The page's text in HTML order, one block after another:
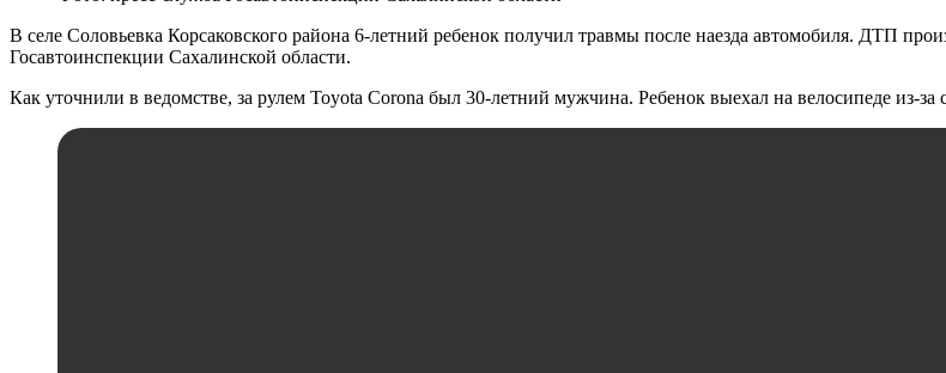
В селе Соловьевка Корсаковского района 6-летний ребенок получил травмы после наезда автомобиля. ДТП
Госавтоинспекции Сахалинской области.
Как уточнили в ведомстве, за рулем Toyota Corona был 30-летний мужчина. Ребенок выехал на велосипеде из-за